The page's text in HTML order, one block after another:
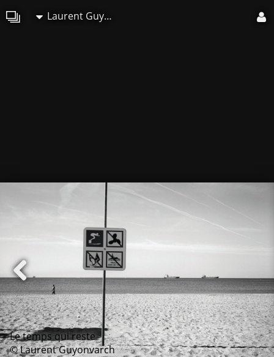
Laurent Guyonvarch
Le temps qui reste
© Laurent Guyonvarch